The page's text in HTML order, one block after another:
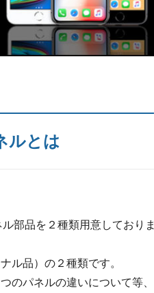
ルとは
部品を２種類用意しておりま
ル品）の２種類です。
のパネルの違いについて等、